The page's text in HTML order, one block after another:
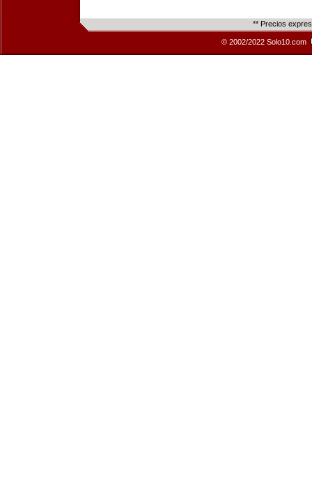
** Precios
© 2002/2022 Solo10.com